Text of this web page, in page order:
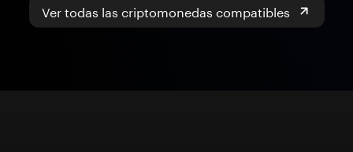
Ver todas las criptomonedas compatibles